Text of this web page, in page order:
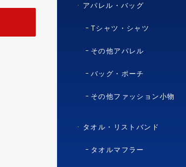
アパレル・バッグ
Tシャツ・シャツ
その他アパレル
バッグ・ポーチ
その他ファッション小物
タオル・リストバンド
タオルマフラー